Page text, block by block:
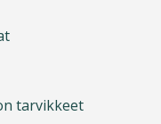
tarvikkeet